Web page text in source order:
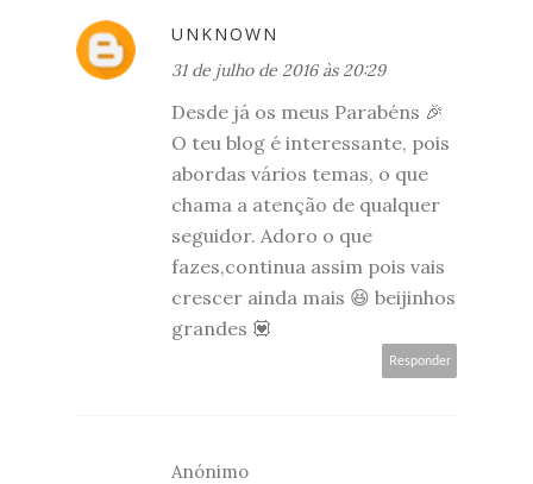
UNKNOWN
31 de julho de 2016 às 20:29
Desde já os meus Parabéns 🎉
O teu blog é interessante, pois
abordas vários temas, o que
chama a atenção de qualquer
seguidor. Adoro o que
fazes,continua assim pois vais
crescer ainda mais 😆 beijinhos
grandes 💟
Responder
Anónimo